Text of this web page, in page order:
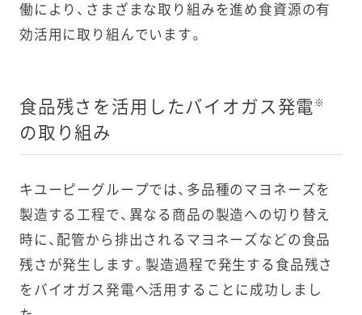
タス増量企
画（全国）
ドロス）削減
5月
PIE ドレッ
0カ月に延長
3月
ブ ヤングコ
ーン
24カ月に延
長
2023年
3月
キユーピー
デリフィッ
トマヨネー
60日から75
日に延長
働により、さまざまな取り組みを進め食資源の有
効活用に取り組んでいます。
食品残さを活用したバイオガス発電 ※
の取り組み
キユーピーグループでは、多品種のマヨネーズを
製造する工程で、異なる商品の製造への切り替え
時に、配管から排出されるマヨネーズなどの食品
残さが発生します。製造過程で発生する食品残さ
をバイオガス発電へ活用することに成功しまし